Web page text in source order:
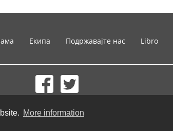
More information
Екипа Подржавајте нас Libro